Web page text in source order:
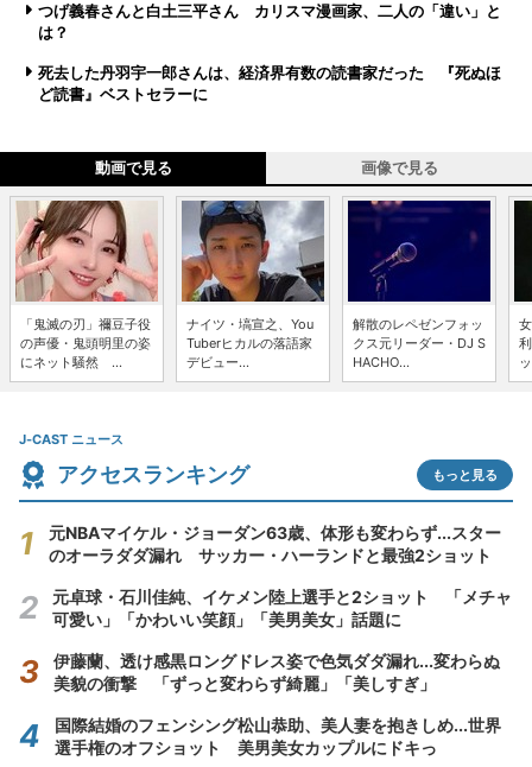
つげ義春さんと白土三平さん カリスマ漫画家、二人の「違い」と
は？
死去した丹羽宇一郎さんは、経済界有数の読書家だった 『死ぬほ
ど読書』ベストセラーに
動画で見る 画像で見る
「鬼滅の刃」禰豆子役
の声優・鬼頭明里の姿
にネット騒然 ...
ナイツ・塙宣之、You
Tuberヒカルの落語家
デビュー...
解散のレペゼンフォッ
クス元リーダー・DJ S
HACHO...
J-CAST ニュース
アクセスランキング もっと見る
元NBAマイケル・ジョーダン63歳、体形も変わらず...スター
のオーラダダ漏れ サッカー・ハーランドと最強2ショット
元卓球・石川佳純、イケメン陸上選手と2ショット 「メチャ
可愛い」「かわいい笑顔」「美男美女」話題に
伊藤蘭、透け感黒ロングドレス姿で色気ダダ漏れ...変わらぬ
美貌の衝撃 「ずっと変わらず綺麗」「美しすぎ」
国際結婚のフェンシング松山恭助、美人妻を抱きしめ...世界
選手権のオフショット 美男美女カップルにドキっ